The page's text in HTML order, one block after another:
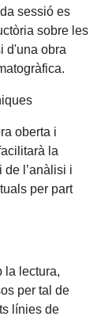
sessió es
sobre les
d'una obra
oberta i
la
de l’anàlisi i
per part
la lectura,
per tal de
línies de